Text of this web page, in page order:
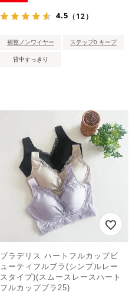
4.5 （12）
補整ノンワイヤー ステップ0 キープ
背中すっきり
ブラデリス ハートフルカップビ
ューティフルブラ(シンプルレー
スタイプ)(スムースレースハート
フルカップブラ25)